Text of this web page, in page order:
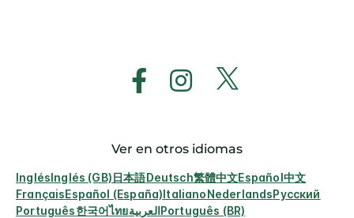
Ver en otros idiomas
InglésInglés (GB)日本語Deutsch繁體中文Español中文
FrançaisEspañol (España)ItalianoNederlandsРусский
Português한국어ไทยالعربيةPortuguês (BR)